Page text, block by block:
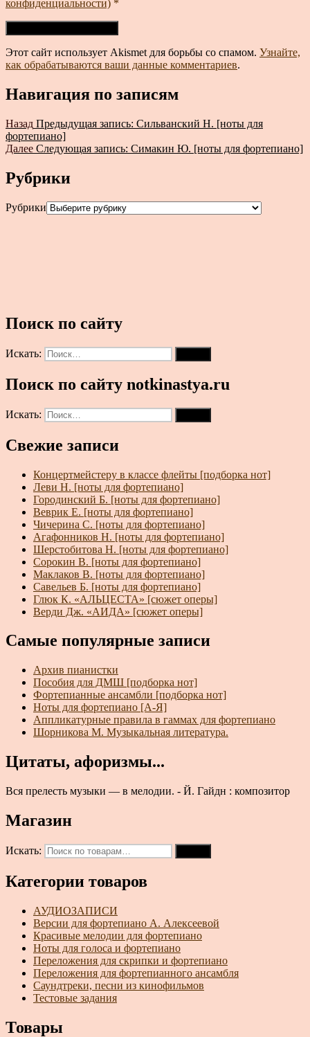
конфиденциальности) *
Этот сайт использует Akismet для борьбы со спамом. Узнайте,
как обрабатываются ваши данные комментариев.
Навигация по записям
Назад Предыдущая запись: Сильванский Н. [ноты для
фортепиано]
Далее Следующая запись: Симакин Ю. [ноты для фортепиано]
Рубрики
Рубрики
Поиск по сайту
Искать:
Поиск по сайту notkinastya.ru
Искать:
Свежие записи
Концертмейстеру в классе флейты [подборка нот]
Леви Н. [ноты для фортепиано]
Городинский Б. [ноты для фортепиано]
Веврик Е. [ноты для фортепиано]
Чичерина С. [ноты для фортепиано]
Агафонников Н. [ноты для фортепиано]
Шерстобитова Н. [ноты для фортепиано]
Сорокин В. [ноты для фортепиано]
Маклаков В. [ноты для фортепиано]
Савельев Б. [ноты для фортепиано]
Глюк К. «АЛЬЦЕСТА» [сюжет оперы]
Верди Дж. «АИДА» [сюжет оперы]
Самые популярные записи
Архив пианистки
Пособия для ДМШ [подборка нот]
Фортепианные ансамбли [подборка нот]
Ноты для фортепиано [А-Я]
Аппликатурные правила в гаммах для фортепиано
Шорникова М. Музыкальная литература.
Цитаты, афоризмы...
Вся прелесть музыки — в мелодии. - Й. Гайдн : композитор
Магазин
Искать:
Категории товаров
АУДИОЗАПИСИ
Версии для фортепиано А. Алексеевой
Красивые мелодии для фортепиано
Ноты для голоса и фортепиано
Переложения для скрипки и фортепиано
Переложения для фортепианного ансамбля
Саундтреки, песни из кинофильмов
Тестовые задания
Товары